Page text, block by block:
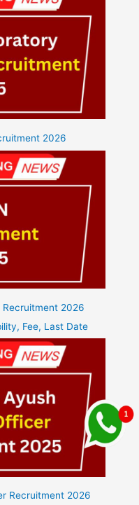
2026
Recruitment 2026
Fee, Last Date
Recruitment 2026